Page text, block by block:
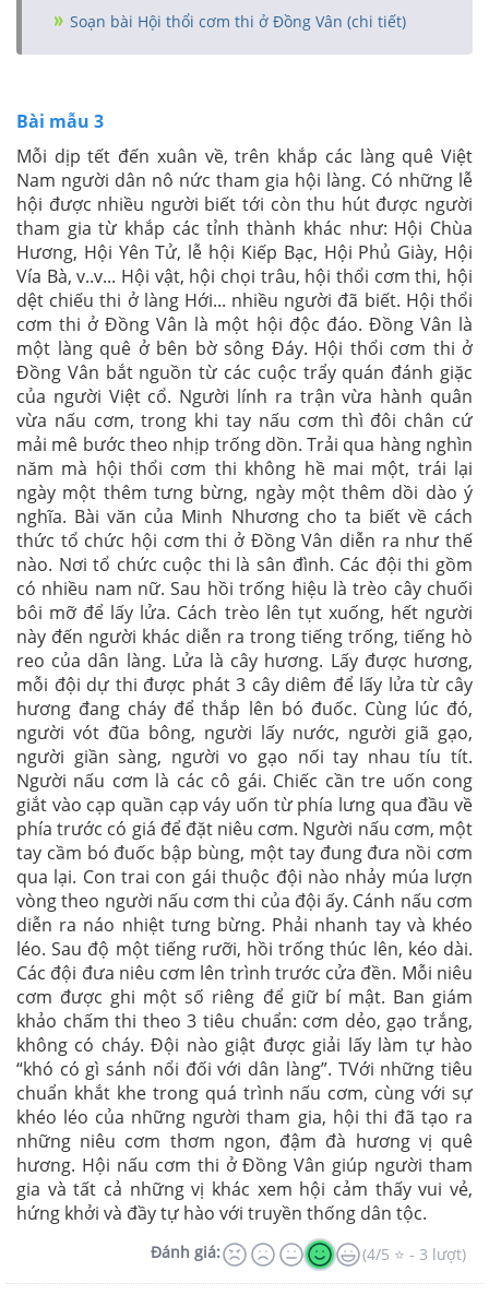
Soạn bài Hội thổi cơm thi ở Đồng Vân (chi tiết)
Bài mẫu 3
Mỗi dịp tết đến xuân về, trên khắp các làng quê Việt
Nam người dân nô nức tham gia hội làng. Có những lễ
hội được nhiều người biết tới còn thu hút được người
tham gia từ khắp các tỉnh thành khác như: Hội Chùa
Hương, Hội Yên Tử, lễ hội Kiếp Bạc, Hội Phủ Giày, Hội
Vía Bà, v..v... Hội vật, hội chọi trâu, hội thổi cơm thi, hội
dệt chiếu thi ở làng Hới... nhiều người đã biết. Hội thổi
cơm thi ở Đồng Vân là một hội độc đáo. Đồng Vân là
một làng quê ở bên bờ sông Đáy. Hội thổi cơm thi ở
Đồng Vân bắt nguồn từ các cuộc trẩy quán đánh giặc
của người Việt cổ. Người lính ra trận vừa hành quân
vừa nấu cơm, trong khi tay nấu cơm thì đôi chân cứ
mải mê bước theo nhịp trống dồn. Trải qua hàng nghìn
năm mà hội thổi cơm thi không hề mai một, trái lại
ngày một thêm tưng bừng, ngày một thêm dồi dào ý
nghĩa. Bài văn của Minh Nhương cho ta biết về cách
thức tổ chức hội cơm thi ở Đồng Vân diễn ra như thế
nào. Nơi tổ chức cuộc thi là sân đình. Các đội thi gồm
có nhiều nam nữ. Sau hồi trống hiệu là trèo cây chuối
bôi mỡ để lấy lửa. Cách trèo lên tụt xuống, hết người
này đến người khác diễn ra trong tiếng trống, tiếng hò
reo của dân làng. Lửa là cây hương. Lấy được hương,
mỗi đội dự thi được phát 3 cây diêm để lấy lửa từ cây
hương đang cháy để thắp lên bó đuốc. Cùng lúc đó,
người vót đũa bông, người lấy nước, người giã gạo,
người giần sàng, người vo gạo nối tay nhau tíu tít.
Người nấu cơm là các cô gái. Chiếc cần tre uốn cong
giắt vào cạp quần cạp váy uốn từ phía lưng qua đầu về
phía trước có giá để đặt niêu cơm. Người nấu cơm, một
tay cầm bó đuốc bập bùng, một tay đung đưa nồi cơm
qua lại. Con trai con gái thuộc đội nào nhảy múa lượn
vòng theo người nấu cơm thi của đội ấy. Cánh nấu cơm
diễn ra náo nhiệt tưng bừng. Phải nhanh tay và khéo
léo. Sau độ một tiếng rưỡi, hồi trống thúc lên, kéo dài.
Các đội đưa niêu cơm lên trình trước cửa đền. Mỗi niêu
cơm được ghi một số riêng để giữ bí mật. Ban giám
khảo chấm thi theo 3 tiêu chuẩn: cơm dẻo, gạo trắng,
không có cháy. Đội nào giật được giải lấy làm tự hào
“khó có gì sánh nổi đối với dân làng”. TVới những tiêu
chuẩn khắt khe trong quá trình nấu cơm, cùng với sự
khéo léo của những người tham gia, hội thi đã tạo ra
những niêu cơm thơm ngon, đậm đà hương vị quê
hương. Hội nấu cơm thi ở Đồng Vân giúp người tham
gia và tất cả những vị khác xem hội cảm thấy vui vẻ,
hứng khởi và đầy tự hào với truyền thống dân tộc.
Đánh giá: (4/5 ⭐ - 3 lượt)